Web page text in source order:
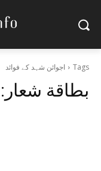
Tags اجوائن شہد کے فوائد
بطاقة شعار: